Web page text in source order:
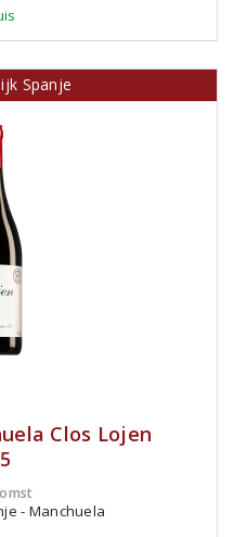
Spanje
Clos Lojen
- Manchuela